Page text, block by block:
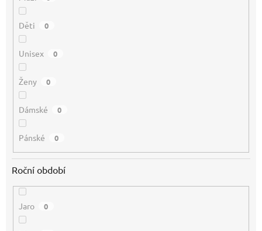
Děti 0
Unisex 0
Ženy 0
Dámské 0
Pánské 0
Roční období
Jaro 0